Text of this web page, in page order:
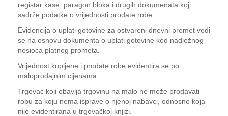
registar kase, paragon bloka i drugih dokumenata koji
sadrže podatke o vrijednosti prodate robe.
Evidencija o uplati gotovine za ostvareni dnevni promet vodi
se na osnovu dokumenta o uplati gotovine kod nadležnog
nosioca platnog prometa.
Vrijednost kupljene i prodate robe evidentira se po
maloprodajnim cijenama.
Trgovac koji obavlja trgovinu na malo ne može prodavati
robu za koju nema isprave o njenoj nabavci, odnosno koja
nije evidentirana u trgovačkoj knjizi.